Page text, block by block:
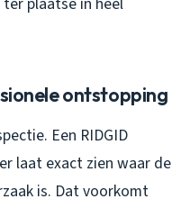
ontstopping
Een RIDGID
laat exact zien waar de
is. Dat voorkomt